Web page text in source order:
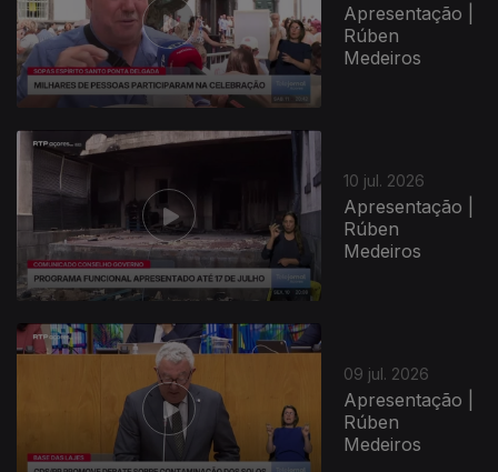
Apresentação |
Rúben
Medeiros
10 jul. 2026
Apresentação |
Rúben
Medeiros
09 jul. 2026
Apresentação |
Rúben
Medeiros